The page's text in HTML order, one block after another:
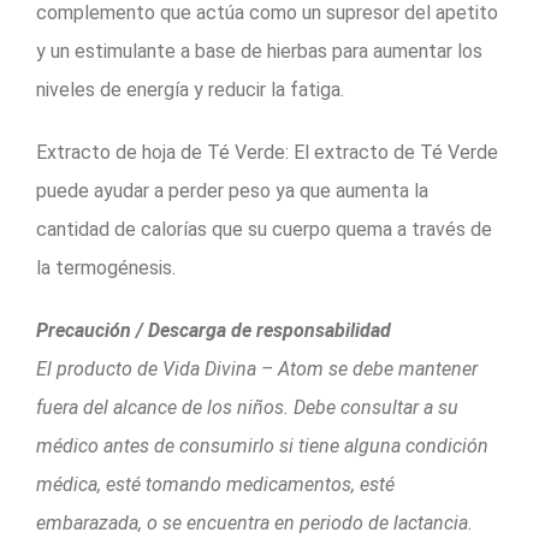
complemento que actúa como un supresor del apetito
y un estimulante a base de hierbas para aumentar los
niveles de energía y reducir la fatiga.
Extracto de hoja de Té Verde: El extracto de Té Verde
puede ayudar a perder peso ya que aumenta la
cantidad de calorías que su cuerpo quema a través de
la termogénesis.
Precaución / Descarga de responsabilidad
El producto de Vida Divina – Atom se debe mantener
fuera del alcance de los niños. Debe consultar a su
médico antes de consumirlo si tiene alguna condición
médica, esté tomando medicamentos, esté
embarazada, o se encuentra en periodo de lactancia.